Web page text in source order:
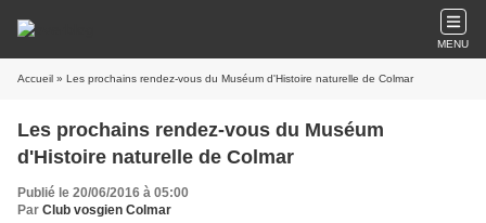
MENU
Accueil » Les prochains rendez-vous du Muséum d'Histoire naturelle de Colmar
Les prochains rendez-vous du Muséum
d'Histoire naturelle de Colmar
Publié le 20/06/2016 à 05:00
Par Club vosgien Colmar